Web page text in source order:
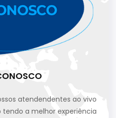
atendendentes ao vivo
a melhor experiência